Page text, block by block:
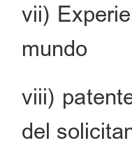
vii)
mundo
viii)
del